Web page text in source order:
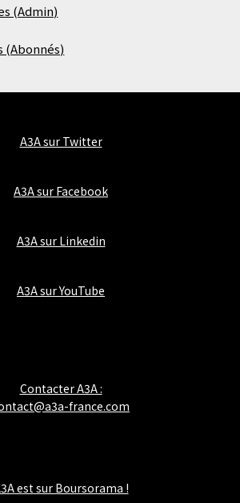
(Admin)
(Abonnés)
A3A sur Twitter
A3A sur Facebook
A3A sur Linkedin
A3A sur YouTube
Contacter A3A :
france.com
est sur Boursorama !